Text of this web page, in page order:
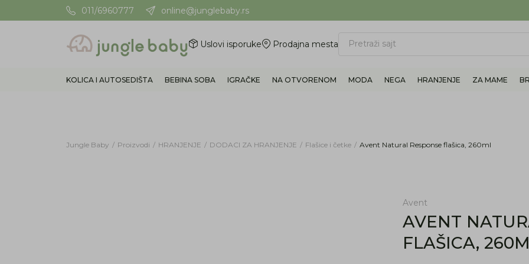
011/6960777 online@junglebaby.rsPotrebna Vam je pomoć? Pozovite 011/6960777
Uslovi isporuke Prodajna mesta Pretraži sajt
KOLICA I AUTOSEDIŠTA BEBINA SOBA IGRAČKE NA OTVORENOM MODA NEGA HRANJENJE ZA MAME
Jungle Baby Proizvodi HRANJENJE DODACI ZA HRANJENJE Flašice i četke Avent Natural Response flašica, 260ml
Avent
AVENT NATURAL RESPONSE
FLAŠICA,